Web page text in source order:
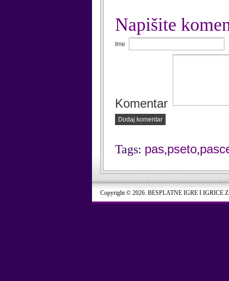
Napišite
Ime
Komentar
Dodaj komentar
Tags: pas,pseto,
Copyright © 2026. BESPLATNE IGRE I IGRICE